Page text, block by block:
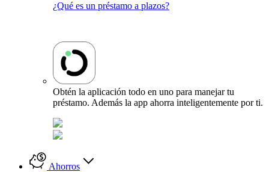
¿Qué es un préstamo a plazos?
Obtén la aplicación todo en uno para manejar tu
préstamo. Además la app ahorra inteligentemente por ti.
Ahorros